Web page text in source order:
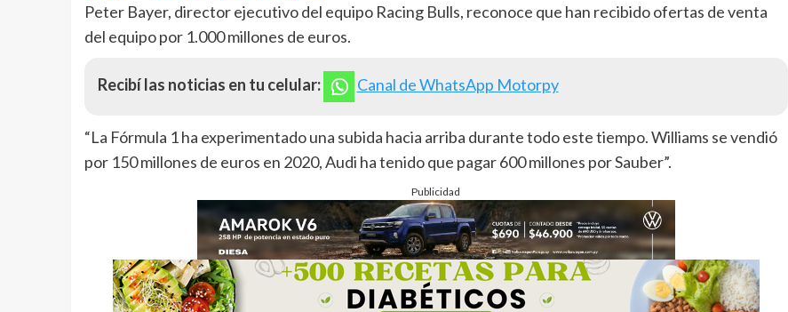
Peter Bayer, director ejecutivo del equipo Racing Bulls, reconoce que han recibido ofertas de venta
del equipo por 1.000 millones de euros.
Recibí las noticias en tu celular: Canal de WhatsApp Motorpy
“La Fórmula 1 ha experimentado una subida hacia arriba durante todo este tiempo. Williams se vendió
por 150 millones de euros en 2020, Audi ha tenido que pagar 600 millones por Sauber”.
Publicidad